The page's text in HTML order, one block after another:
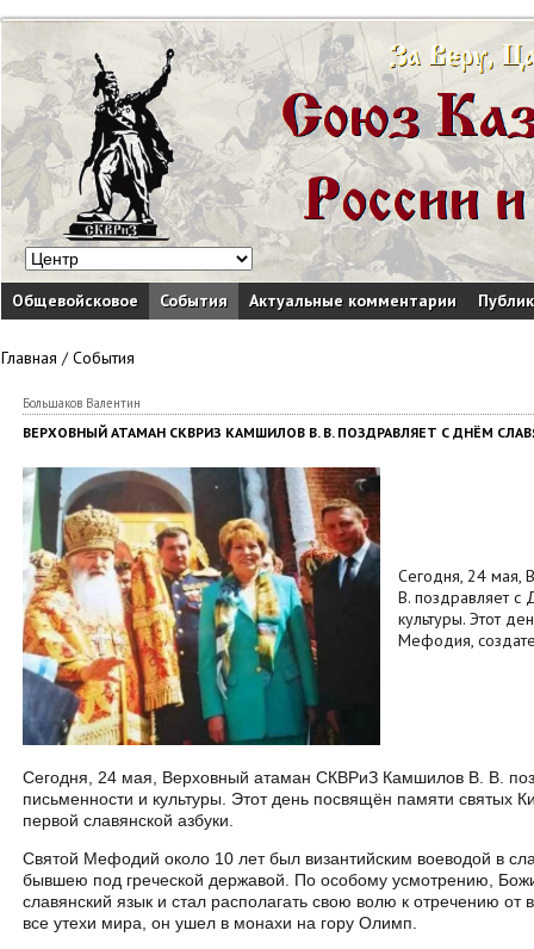
Общевойсковое События Актуальные комментарии
Главная /События
Большаков Валентин
ВЕРХОВНЫЙ АТАМАН СКВРИЗ КАМШИЛОВ В. В. ПОЗДРАВЛЯЕТ С ДНЁМ
Сегодня, 24 мая,
В. поздравляет с
культуры. Этот
Мефодия,
Сегодня, 24 мая, Верховный атаман СКВРиЗ Камшилов В. В.
письменности и культуры. Этот день посвящён памяти святых
первой славянской азбуки.
Святой Мефодий около 10 лет был византийским воеводой в
бывшею под греческой державой. По особому усмотрению,
славянский язык и стал располагать свою волю к отречению от
все утехи мира, он ушел в монахи на гору Олимп.